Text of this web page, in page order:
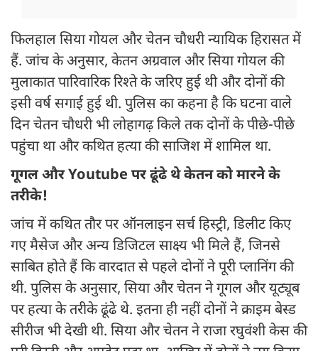
फिलहाल सिया गोयल और चेतन चौधरी न्यायिक हिरासत में
हैं. जांच के अनुसार, केतन अग्रवाल और सिया गोयल की
मुलाकात पारिवारिक रिश्ते के जरिए हुई थी और दोनों की
इसी वर्ष सगाई हुई थी. पुलिस का कहना है कि घटना वाले
दिन चेतन चौधरी भी लोहागढ़ किले तक दोनों के पीछे-पीछे
पहुंचा था और कथित हत्या की साजिश में शामिल था.
गूगल और Youtube पर ढूंढे थे केतन को मारने के
तरीके!
जांच में कथित तौर पर ऑनलाइन सर्च हिस्ट्री, डिलीट किए
गए मैसेज और अन्य डिजिटल साक्ष्य भी मिले हैं, जिनसे
साबित होते हैं कि वारदात से पहले दोनों ने पूरी प्लानिंग की
थी. पुलिस के अनुसार, सिया और चेतन ने गूगल और यूट्यूब
पर हत्या के तरीके ढूंढे थे. इतना ही नहीं दोनों ने क्राइम बेस्ड
सीरीज भी देखी थी. सिया और चेतन ने राजा रघुवंशी केस की